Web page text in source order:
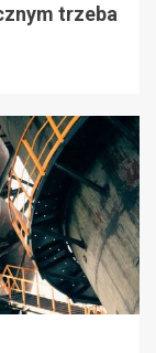
trzeba